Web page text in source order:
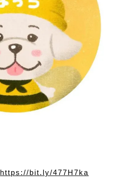
https://bit.ly/477H7ka